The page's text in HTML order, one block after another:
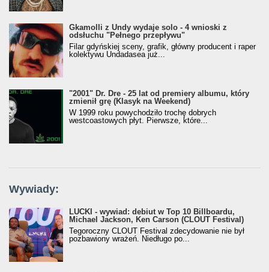
Gkamolli z Undy wydaje solo - 4 wnioski z
odsłuchu "Pełnego przepływu"
Filar gdyńskiej sceny, grafik, główny producent i raper
kolektywu Undadasea już...
"2001" Dr. Dre - 25 lat od premiery albumu, który
zmienił grę (Klasyk na Weekend)
W 1999 roku powychodziło trochę dobrych
westcoastowych płyt. Pierwsze, które...
Wywiady:
LUCKI - wywiad: debiut w Top 10 Billboardu,
Michael Jackson, Ken Carson (CLOUT Festival)
Tegoroczny CLOUT Festival zdecydowanie nie był
pozbawiony wrażeń. Niedługo po...